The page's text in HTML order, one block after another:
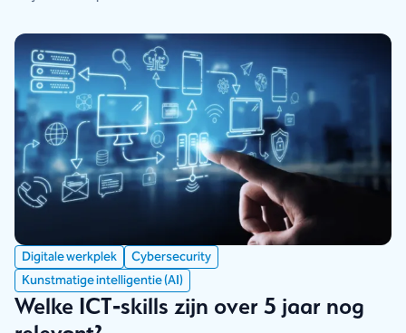
Digitale werkplek
Cybersecurity
Kunstmatige intelligentie (AI)
Welke ICT‑skills zijn over 5 jaar nog